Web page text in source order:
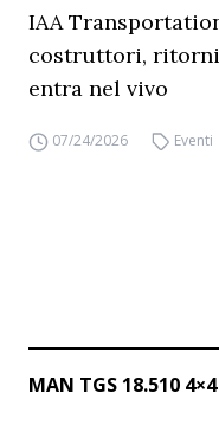
IAA
costruttori, ritorni
entra nel vivo
07/24/2026 Eventi
MAN TGS 18.510 4×4